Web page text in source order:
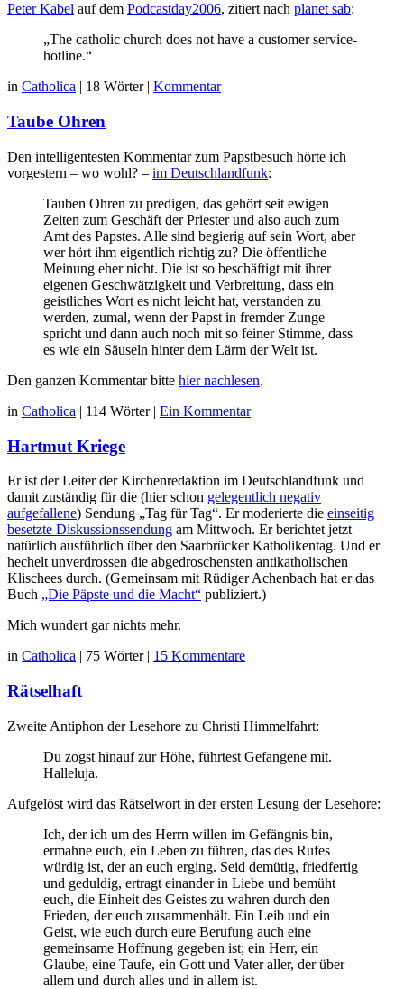
Peter Kabel auf dem Podcastday2006, zitiert nach planet sab:
„The catholic church does not have a customer service-
hotline.“
in Catholica 18 Wörter Kommentar
Taube Ohren
Den intelligentesten Kommentar zum Papstbesuch hörte ich
vorgestern – wo wohl? – im Deutschlandfunk:
Tauben Ohren zu predigen, das gehört seit ewigen
Zeiten zum Geschäft der Priester und also auch zum
Amt des Papstes. Alle sind begierig auf sein Wort, aber
wer hört ihm eigentlich richtig zu? Die öffentliche
Meinung eher nicht. Die ist so beschäftigt mit ihrer
eigenen Geschwätzigkeit und Verbreitung, dass ein
geistliches Wort es nicht leicht hat, verstanden zu
werden, zumal, wenn der Papst in fremder Zunge
spricht und dann auch noch mit so feiner Stimme, dass
es wie ein Säuseln hinter dem Lärm der Welt ist.
Den ganzen Kommentar bitte hier nachlesen.
in Catholica | 114 Wörter | Ein Kommentar
Hartmut Kriege
Er ist der Leiter der Kirchenredaktion im Deutschlandfunk und
damit zuständig für die (hier schon gelegentlich negativ
aufgefallene) Sendung „Tag für Tag“. Er moderierte die einseitig
besetzte Diskussionssendung am Mittwoch. Er berichtet jetzt
natürlich ausführlich über den Saarbrücker Katholikentag. Und er
hechelt unverdrossen die abgedroschensten antikatholischen
Klischees durch. (Gemeinsam mit Rüdiger Achenbach hat er das
Buch „Die Päpste und die Macht“ publiziert.)
Mich wundert gar nichts mehr.
in Catholica | 75 Wörter | 15 Kommentare
Rätselhaft
Zweite Antiphon der Lesehore zu Christi Himmelfahrt:
Du zogst hinauf zur Höhe, führtest Gefangene mit.
Halleluja.
Aufgelöst wird das Rätselwort in der ersten Lesung der Lesehore:
Ich, der ich um des Herrn willen im Gefängnis bin,
ermahne euch, ein Leben zu führen, das des Rufes
würdig ist, der an euch erging. Seid demütig, friedfertig
und geduldig, ertragt einander in Liebe und bemüht
euch, die Einheit des Geistes zu wahren durch den
Frieden, der euch zusammenhält. Ein Leib und ein
Geist, wie euch durch eure Berufung auch eine
gemeinsame Hoffnung gegeben ist; ein Herr, ein
Glaube, eine Taufe, ein Gott und Vater aller, der über
allem und durch alles und in allem ist.